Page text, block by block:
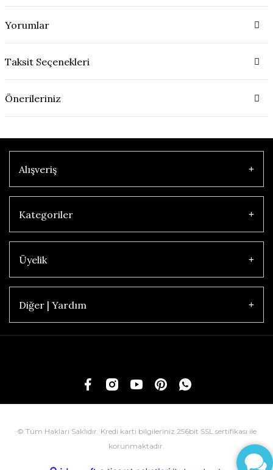
Yorumlar
Taksit Seçenekleri
Önerileriniz
Alışveriş
Kategoriler
Üyelik
Diğer | Yardım
© Tüm Hakları Saklıdır. Kredi kartı bilgileriniz 256bit SSL sertifikası ile
korunmaktadır.